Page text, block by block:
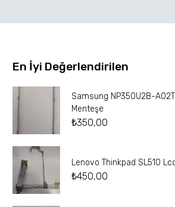
En İyi Değerlendirilen
Samsung NP350U2B-
Menteşe
₺350,00
Lenovo Thinkpad SL510
₺450,00